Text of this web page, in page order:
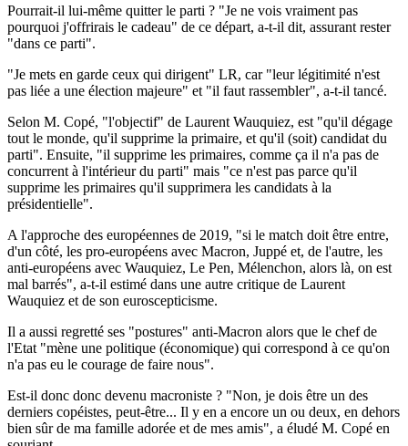
Pourrait-il lui-même quitter le parti ? "Je ne vois vraiment pas
pourquoi j'offrirais le cadeau" de ce départ, a-t-il dit, assurant rester
"dans ce parti".
"Je mets en garde ceux qui dirigent" LR, car "leur légitimité n'est
pas liée a une élection majeure" et "il faut rassembler", a-t-il tancé.
Selon M. Copé, "l'objectif" de Laurent Wauquiez, est "qu'il dégage
tout le monde, qu'il supprime la primaire, et qu'il (soit) candidat du
parti". Ensuite, "il supprime les primaires, comme ça il n'a pas de
concurrent à l'intérieur du parti" mais "ce n'est pas parce qu'il
supprime les primaires qu'il supprimera les candidats à la
présidentielle".
A l'approche des européennes de 2019, "si le match doit être entre,
d'un côté, les pro-européens avec Macron, Juppé et, de l'autre, les
anti-européens avec Wauquiez, Le Pen, Mélenchon, alors là, on est
mal barrés", a-t-il estimé dans une autre critique de Laurent
Wauquiez et de son euroscepticisme.
Il a aussi regretté ses "postures" anti-Macron alors que le chef de
l'Etat "mène une politique (économique) qui correspond à ce qu'on
n'a pas eu le courage de faire nous".
Est-il donc donc devenu macroniste ? "Non, je dois être un des
derniers copéistes, peut-être... Il y en a encore un ou deux, en dehors
bien sûr de ma famille adorée et de mes amis", a éludé M. Copé en